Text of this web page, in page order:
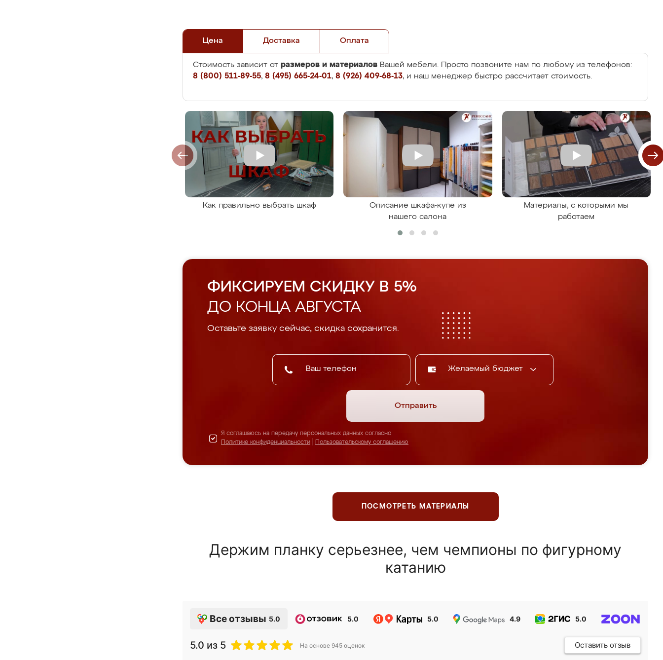
Цена Доставка Оплата
Стоимость зависит от размеров и материалов Вашей мебели. Просто позвоните нам по любому из телефонов:
8 (800) 511-89-55, 8 (495) 665-24-01, 8 (926) 409-68-13, и наш менеджер быстро рассчитает стоимость.
Как правильно выбрать шкаф
Описание шкафа-купе из
нашего салона
Материалы, с которыми мы
работаем
ФИКСИРУЕМ СКИДКУ В 5%
ДО КОНЦА АВГУСТА
Оставьте заявку сейчас, скидка сохранится.
Желаемый бюджет
Отправить
Я соглашаюсь на передачу персональных данных согласно
Политике конфиденциальности
Пользовательскому соглашению
ПОСМОТРЕТЬ МАТЕРИАЛЫ
Держим планку серьезнее, чем чемпионы по фигурному
катанию
Все отзывы 5.0 5.0 5.0 4.9 5.0
5.0 из 5 На основе 945 оценок Оставить отзыв